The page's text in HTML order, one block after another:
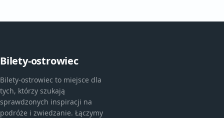
Bilety-ostrowiec
Bilety-ostrowiec to miejsce dla
tych, którzy szukają
sprawdzonych inspiracji na
podróże i zwiedzanie. Łączymy